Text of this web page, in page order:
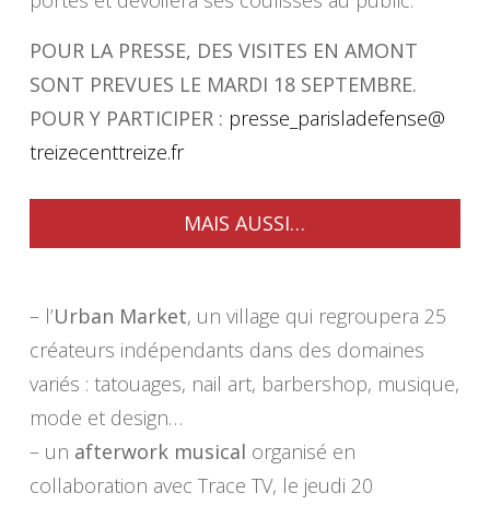
POUR LA PRESSE, DES VISITES EN AMONT
SONT PREVUES LE MARDI 18 SEPTEMBRE.
POUR Y PARTICIPER : presse_parisladefense@
treizecenttreize.fr
MAIS AUSSI…
– l’Urban Market, un village qui regroupera 25
créateurs indépendants dans des domaines
variés : tatouages, nail art, barbershop, musique,
mode et design…
– un afterwork musical organisé en
collaboration avec Trace TV, le jeudi 20